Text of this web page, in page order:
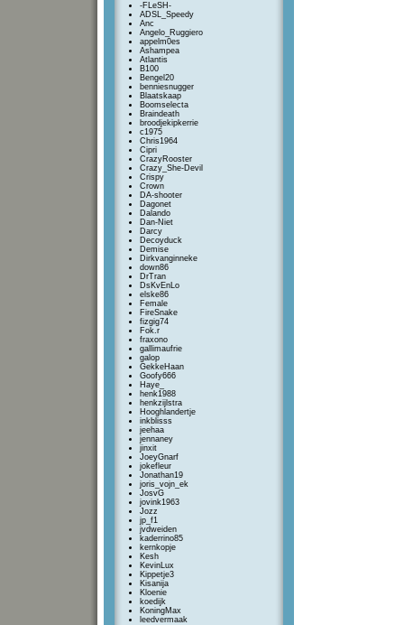
-FLeSH-
ADSL_Speedy
Anc
Angelo_Ruggiero
appelm0es
Ashampea
Atlantis
B100
Bengel20
benniesnugger
Blaatskaap
Boomselecta
Braindeath
broodjekipkerrie
c1975
Chris1964
Cipri
CrazyRooster
Crazy_She-Devil
Crispy
Crown
DA-shooter
Dagonet
Dalando
Dan-Niet
Darcy
Decoyduck
Demise
Dirkvanginneke
down86
DrTran
DsKvEnLo
elske86
Female
FireSnake
fizgig74
Fok.r
fraxono
gallimaufrie
galop
GekkeHaan
Goofy666
Haye_
henk1988
henkzijlstra
Hooghlandertje
inkblisss
jeehaa
jennaney
jinxit
JoeyGnarf
jokefleur
Jonathan19
joris_vojn_ek
JosvG
jovink1963
Jozz
jp_f1
jvdweiden
kaderrino85
kernkopje
Kesh
KevinLux
Kippetje3
Kisanija
Kloenie
koedijk
KoningMax
leedvermaak